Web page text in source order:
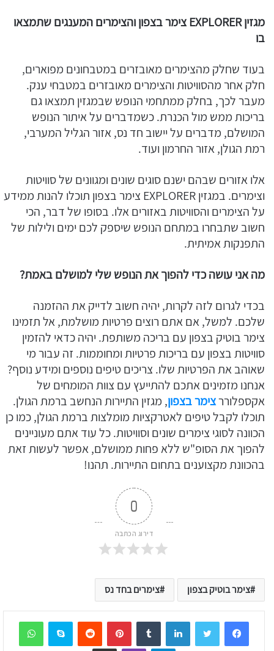
מגזיןEXPLORERצימר בצפון והצימרים המענגים שתמצאו
בו
בעוד שחלק מהצימרים מאובזרים במטבחונים מפוארים,
חלק אחר מהסוויטות והצימרים מאובזרים במטבחי ענק.
מעבר לכך, בחלק ממתחמי הנופש שבמגזין תמצאו גם
בריכות ממש מול הכנרת. כשמדברים על איתור הנופש
המושלם, מדברים על יישוב חד נס, אזור הגליל המערבי,
רמת הגולן, אזור החרמון ועוד.
אלו אזורים שבהם ישנם סוגים שונים ומגוונים של סוויטות
וצימרים. במגזין EXPLORER צימר בצפון תוכלו להנות ממידע
על הצימרים והסוויטות באזורים אלו. בסופו של דבר, הכי
חשוב שתבחרו במתחם הנופש שיספק לכם ימים ולילות של
התפנקות אמיתית.
מה אני עושה כדי להפוך את הנופש שלי למושלם באמת?
בכדי לגרום לזה לקרות, יהיה חשוב לדייק את ההזמנה
שלכם. למשל, אם אתם רוצים פרטיות מושלמת, אל תזמינו
צימר בוטיק בצפון עם בריכה משותפת. יהיה כדאי להזמין
סוויטות בצפון עם בריכות פרטיות ומחוממות. זה עבור מי
שאוהב את הפרטיות שלו. צריכים טיפים נוספים ומידע נוסף?
אנחנו מזמינים אתכם להתייעץ עם צוות המומחים של
אקספלוררצימר בצפון, מגזין התיירות הנחשב ברמת הגולן.
תוכלו לקבל טיפים לאטרקציות מומלצות ברמת הגולן, כמו כן
הכוונה לסוגי צימרים שונים וסוויטות. כל עוד אתם מעוניינים
להפוך את הסופ"ש ללא פחות ממושלם, אפשר לעשות זאת
בהכוונת מקצוענים בתחום התיירות. תהנו!
0
דירוג הכתבה
צימר בוטיק בצפון צימרים בחד נס
LinkedIn
Tumblr
Pinterest
Reddit
Skype
Telegram
Viber שיתוף דרך המייל